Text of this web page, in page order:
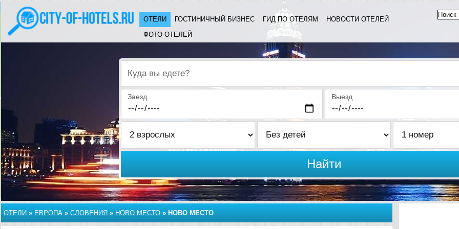
ОТЕЛИ ГОСТИНИЧНЫЙ БИЗНЕС ГИД ПО ОТЕЛЯМ
НОВОСТИ ОТЕЛЕЙ
ФОТО ОТЕЛЕЙ
Куда вы едете?
Заезд Выезд
Найти
ОТЕЛИ » ЕВРОПА » СЛОВЕНИЯ » НОВО МЕСТО » НОВО МЕСТО